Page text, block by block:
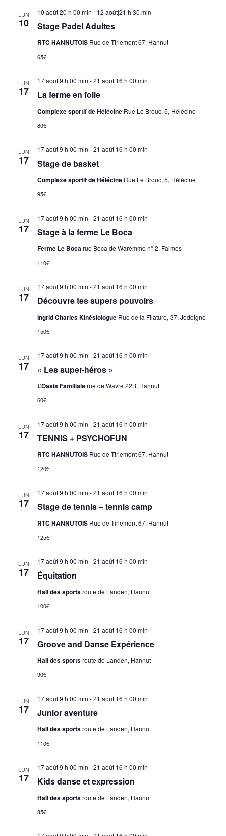
LUN
10 Stage Padel Adultes
10 août|20 h 00 min - 12 août|21 h 30 min
RTC HANNUTOIS Rue de Tirlemont 67, Hannut
65€
LUN
17 La ferme en folie
17 août|9 h 00 min -21 août|16 h 00 min
Complexe sportif de Hélécine Rue Le Brouc, 5, Hélécine
80€
LUN
17 Stage de basket
17 août|9 h 00 min -21 août|16 h 00 min
Complexe sportif de Hélécine Rue Le Brouc, 5, Hélécine
95€
LUN
17 Stage à la ferme Le Boca
17 août|9 h 00 min -21 août|16 h 00 min
Ferme Le Bocarue Boca de Waremme n° 2, Faimes
110€
LUN
17 Découvre tes supers pouvoirs
17 août|9 h 00 min -21 août|16 h 00 min
Ingrid Charles Kinésiologue Rue de la Filature, 37, Jodoigne
150€
LUN
17 « Les super-héros »
17 août|9 h 00 min -21 août|16 h 00 min
L’Oasis Familialerue de Wavre 22B, Hannut
60€
LUN
17 TENNIS + PSYCHOFUN
17 août|9 h 00 min -21 août|16 h 00 min
RTC HANNUTOIS Rue de Tirlemont 67, Hannut
120€
LUN
17 Stage de tennis – tennis camp
17 août|9 h 00 min -21 août|16 h 00 min
RTC HANNUTOIS Rue de Tirlemont 67, Hannut
125€
LUN
17 Équitation
17 août|9 h 00 min -21 août|16 h 00 min
Hall des sportsroute de Landen, Hannut
100€
LUN
17 Groove and Danse Expérience
17 août|9 h 00 min -21 août|16 h 00 min
Hall des sportsroute de Landen, Hannut
90€
LUN
17 Junior aventure
17 août|9 h 00 min -21 août|16 h 00 min
Hall des sportsroute de Landen, Hannut
110€
LUN
17 Kids danse et expression
17 août|9 h 00 min -21 août|16 h 00 min
Hall des sportsroute de Landen, Hannut
85€